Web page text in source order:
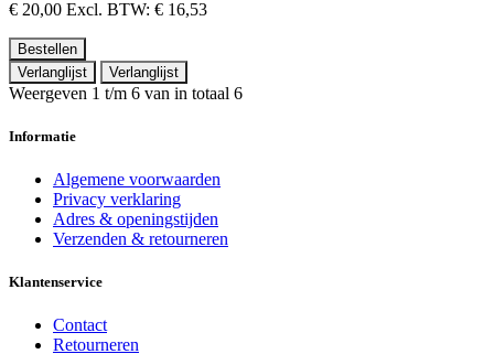
€ 20,00 Excl. BTW: € 16,53
Bestellen
Verlanglijst
Verlanglijst
Weergeven 1 t/m 6 van in totaal 6
Informatie
Algemene voorwaarden
Privacy verklaring
Adres & openingstijden
Verzenden & retourneren
Klantenservice
Contact
Retourneren